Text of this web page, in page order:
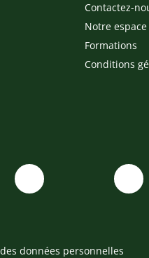
Contactez-
Notre
Formations
Conditions
données personnelles